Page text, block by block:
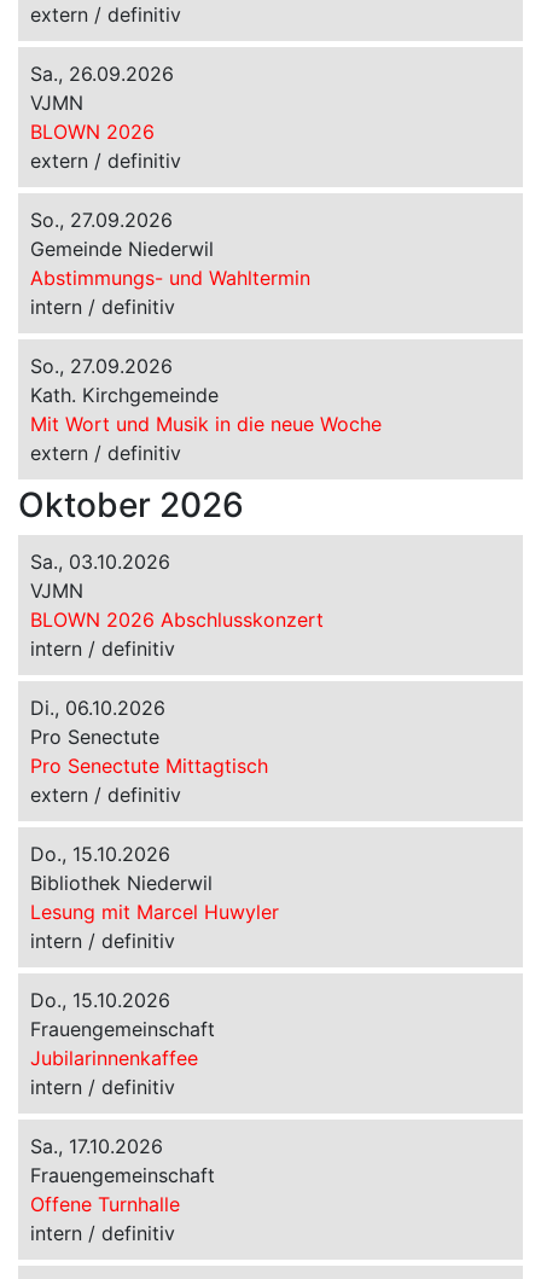
extern / definitiv
Sa., 26.09.2026
VJMN
BLOWN 2026
extern / definitiv
So., 27.09.2026
Gemeinde Niederwil
Abstimmungs- und Wahltermin
intern / definitiv
So., 27.09.2026
Kath. Kirchgemeinde
Mit Wort und Musik in die neue Woche
extern / definitiv
Oktober 2026
Sa., 03.10.2026
VJMN
BLOWN 2026 Abschlusskonzert
intern / definitiv
Di., 06.10.2026
Pro Senectute
Pro Senectute Mittagtisch
extern / definitiv
Do., 15.10.2026
Bibliothek Niederwil
Lesung mit Marcel Huwyler
intern / definitiv
Do., 15.10.2026
Frauengemeinschaft
Jubilarinnenkaffee
intern / definitiv
Sa., 17.10.2026
Frauengemeinschaft
Offene Turnhalle
intern / definitiv